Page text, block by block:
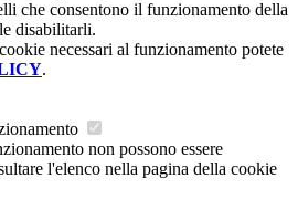
che consentono il funzionamento della
disabilitarli.
necessari al funzionamento potete
.
non possono essere
l'elenco nella pagina della cookie